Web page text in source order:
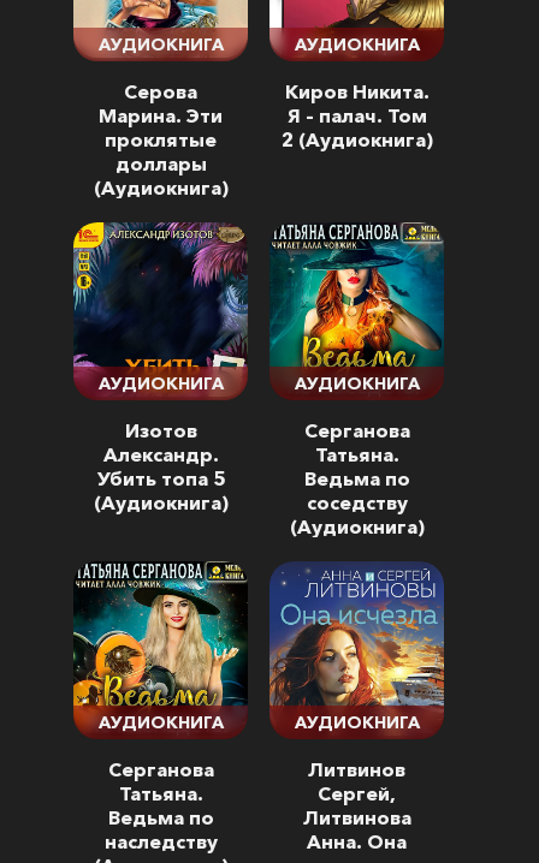
АУДИОКНИГА
Серова
Марина. Эти
проклятые
доллары
(Аудиокнига)
АУДИОКНИГА
Киров Никита.
Я – палач. Том
2 (Аудиокнига)
АУДИОКНИГА
Изотов
Александр.
Убить топа 5
(Аудиокнига)
АУДИОКНИГА
Серганова
Татьяна.
Ведьма по
соседству
(Аудиокнига)
АУДИОКНИГА
Серганова
Татьяна.
Ведьма по
наследству
АУДИОКНИГА
Литвинов
Сергей,
Литвинова
Анна. Она